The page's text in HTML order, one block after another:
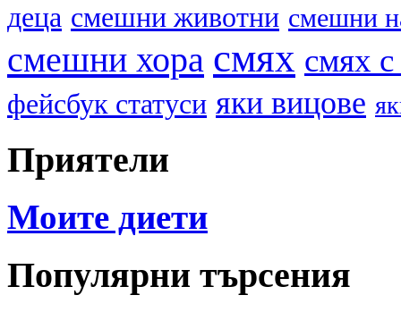
деца смешни животни смешни
смешни хора смях смях
фейсбук статуси яки вицове
Приятели
Моите диети
Популярни търсения